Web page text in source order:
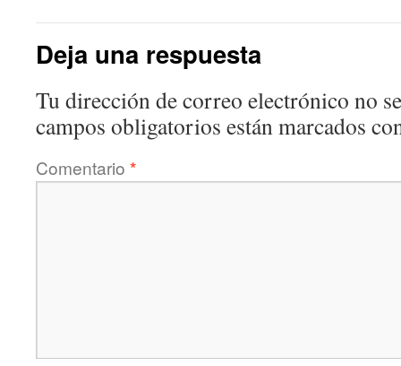
Deja una respuesta
Tu dirección de correo electrónico no
campos obligatorios están marcados
Comentario *